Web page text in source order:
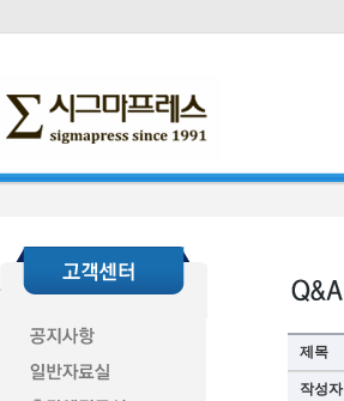
제목
작성자